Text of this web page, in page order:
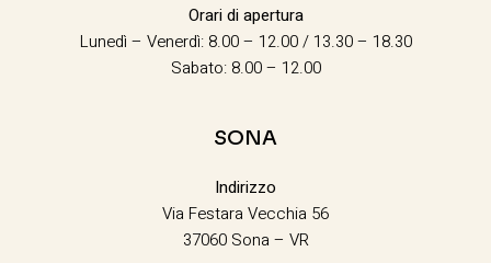
Orari di apertura
Lunedì – Venerdì: 8.00 – 12.00 / 13.30 – 18.30
Sabato: 8.00 – 12.00
SONA
Indirizzo
Via Festara Vecchia 56
37060 Sona – VR